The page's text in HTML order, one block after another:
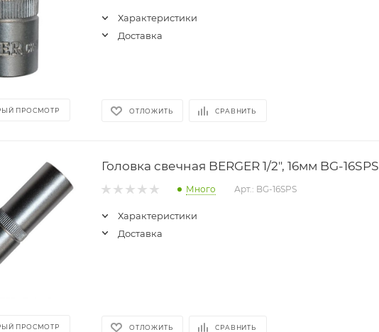
ПРОСМОТР
Характеристики
Доставка
ОТЛОЖИТЬ СРАВНИТЬ
ПРОСМОТР
Головка свечная BERGER 1/2", 16мм BG-16SPS
Много Арт.: BG-16SPS
Характеристики
Доставка
ОТЛОЖИТЬ СРАВНИТЬ